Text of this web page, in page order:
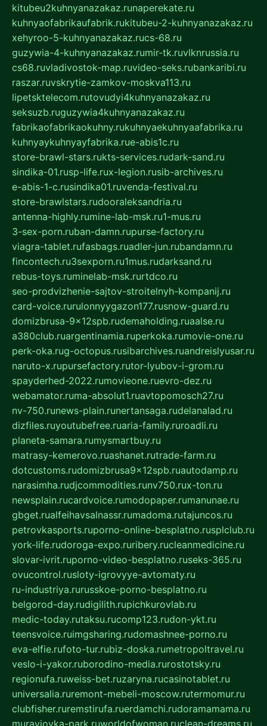
kitubeu2kuhnyanazakaz.runaperekate.ru
kuhnyaofabrikaufabrik.rukitubeu-2-kuhnyanazakaz.ru
xehyroo-5-kuhnyanazakaz.rucs-68.ru
guzywia-4-kuhnyanazakaz.rumir-tk.ruvlknrussia.ru
cs68.ruvladivostok-map.ruvideo-seks.rubankaribi.ru
raszar.ruvskrytie-zamkov-moskva113.ru
lipetsktelecom.rutovudyi4kuhnyanazakaz.ru
seksuzb.ruguzywia4kuhnyanazakaz.ru
fabrikaofabrikaokuhny.rukuhnyaekuhnyaafabrika.ru
kuhnyaykuhnyayfabrika.rue-abis1c.ru
store-brawl-stars.rukts-services.rudark-sand.ru
sindika-01.rusp-life.rux-legion.rusib-archives.ru
e-abis-1-c.rusindika01.ruvenda-festival.ru
store-brawlstars.rudooraleksandria.ru
antenna-highly.rumine-lab-msk.ru1-mus.ru
3-sex-porn.ruban-damn.rupurse-factory.ru
viagra-tablet.rufasbags.ruadler-jun.rubandamn.ru
fincontech.ru3sexporn.ru1mus.rudarksand.ru
rebus-toys.ruminelab-msk.rurtdco.ru
seo-prodvizhenie-sajtov-stroitelnyh-kompanij.ru
card-voice.rurulonnyygazon177.rusnow-guard.ru
domizbrusa-9x12spb.rudemaholding.ruaalse.ru
a380club.ruargentinamia.ruperkoka.rumovie-one.ru
perk-oka.rug-octopus.rusibarchives.ruandreislyusar.ru
naruto-x.rupursefactory.rutor-lyubov-i-grom.ru
spayderhed-2022.rumovieone.ruevro-dez.ru
webamator.ruma-absolut1.ruavtopomosch27.ru
nv-750.runews-plain.runertansaga.rudelanalad.ru
dizfiles.ruyoutubefree.ruaria-family.ruroadli.ru
planeta-samara.rumysmartbuy.ru
matrasy-kemerovo.ruashanet.rutrade-farm.ru
dotcustoms.rudomizbrusa9x12spb.ruautodamp.ru
narasimha.rudjcommodities.runv750.rux-ton.ru
newsplain.rucardvoice.rumodopaper.rumanunae.ru
gbget.rualfeihavsalnassr.rumadoma.rutajuncos.ru
petrovkasports.ruporno-online-besplatno.rusplclub.ru
york-life.rudoroga-expo.ruribery.rucleanmedicine.ru
slovar-ivrit.ruporno-video-besplatno.ruseks-365.ru
ovucontrol.rusloty-igrovyye-avtomaty.ru
ru-industriya.rurusskoe-porno-besplatno.ru
belgorod-day.rudigilith.rupichkurovlab.ru
medic-today.rutaksu.rucomp123.rudon-ykt.ru
teensvoice.ruimgsharing.rudomashnee-porno.ru
eva-elfie.rufoto-tur.rubiz-doska.rumetropoltravel.ru
veslo-i-yakor.ruborodino-media.rurostotsky.ru
regionufa.ruweiss-bet.ruzaryna.rucasinotablet.ru
universalia.ruremont-mebeli-moscow.rutermomur.ru
clubfisher.ruremstirufa.ruerdamchi.rudoramamama.ru
muraviovka-park.ruworldofwoman.ruclean-dreams.ru